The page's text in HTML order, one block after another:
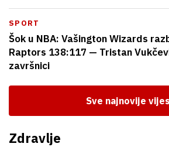
SPORT
Šok u NBA: Vašington Wizards
Raptors 138:117 — Tristan
završnici
Sve najnovije
Zdravlje